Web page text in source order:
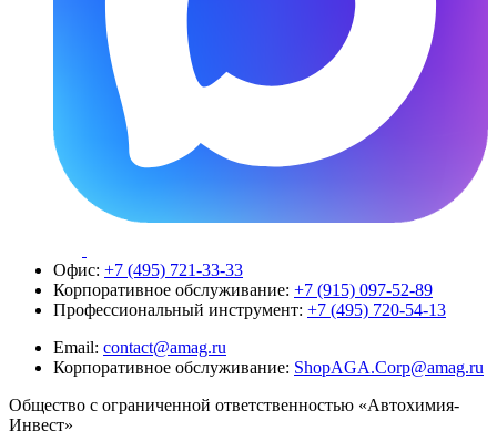
Офис: +7 (495) 721-33-33
Корпоративное обслуживание: +7 (915) 097-52-89
Профессиональный инструмент: +7 (495) 720-54-13
Email: contact@amag.ru
Корпоративное обслуживание: ShopAGA.Corp@amag.ru
Общество с ограниченной ответственностью «Автохимия-
Инвест»